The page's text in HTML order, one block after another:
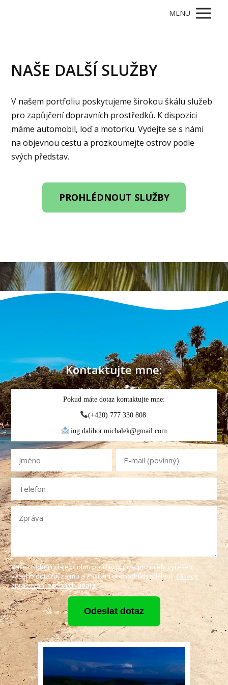
MENU
NAŠE DALŠÍ SLUŽBY
V našem portfoliu poskytujeme širokou škálu služeb
pro zapůjčení dopravních prostředků. K dispozici
máme automobil, loď a motorku. Vydejte se s námi
na objevnou cestu a prozkoumejte ostrov podle
svých představ.
PROHLÉDNOUT SLUŽBY
Kontaktujte mne:
Pokud máte dotaz kontaktujte mne:
(+420) 777 330 808
ing.dalibor.michalek@gmail.com
Vaše osobní údaje budou použity pouze pro účely vyřešení
vašeho dotazu, zájmu a zasílání obchodních sdělení. Zásady
zpracování osobních údajů
Odeslat dotaz